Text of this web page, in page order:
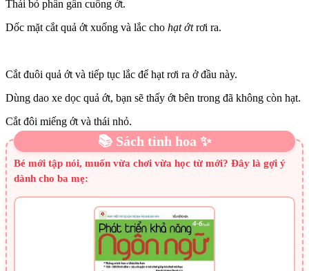
Thái bỏ phần gần cuống ớt.
Dốc mặt cắt quả ớt xuống và lắc cho hạt ớtrơi ra.
Cắt đuôi quả ớt và tiếp tục lắc để hạt rơi ra ở đầu này.
Dùng dao xe dọc quả ớt, bạn sẽ thấy ớt bên trong đã không còn hạt.
Cắt đôi miếng ớt và thái nhỏ.
📚 Sách tinh hoa ✨
Bé mới tập nói, muốn vừa chơi vừa học từ mới? Đây là gợi ý
dành cho ba mẹ: